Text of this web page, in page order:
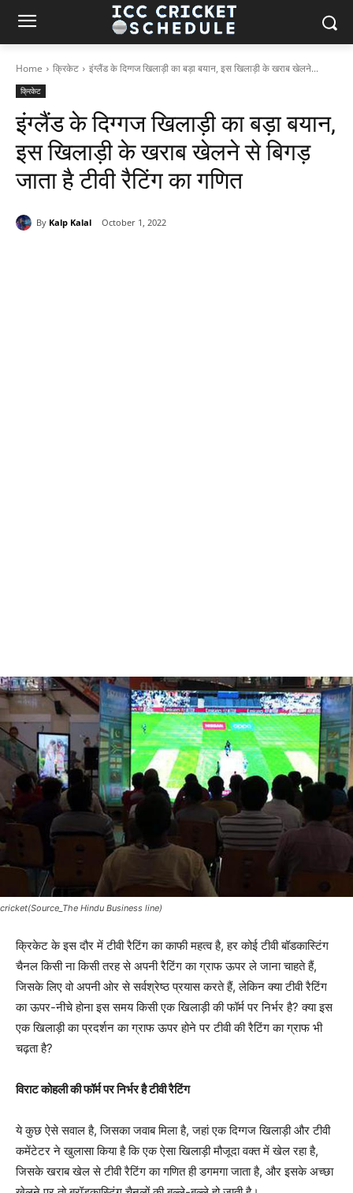
Home क्रिकेट इंग्लैंड के दिग्गज खिलाड़ी का बड़ा बयान, इस खिलाड़ी के खराब खेलने...
क्रिकेट
इंग्लैंड के दिग्गज खिलाड़ी का बड़ा बयान,
इस खिलाड़ी के खराब खेलने से बिगड़
जाता है टीवी रैटिंग का गणित
By Kalp Kalal October 1, 2022
cricket(Source_The Hindu Business line)
क्रिकेट के इस दौर में टीवी रैटिंग का काफी महत्व है, हर कोई टीवी बॉडकास्टिंग
चैनल किसी ना किसी तरह से अपनी रैटिंग का ग्राफ ऊपर ले जाना चाहते हैं,
जिसके लिए वो अपनी ओर से सर्वश्रेष्ठ प्रयास करते हैं, लेकिन क्या टीवी रैटिंग
का ऊपर-नीचे होना इस समय किसी एक खिलाड़ी की फॉर्म पर निर्भर है? क्या इस
एक खिलाड़ी का प्रदर्शन का ग्राफ ऊपर होने पर टीवी की रैटिंग का ग्राफ भी
चढ़ता है?
विराट कोहली की फॉर्म पर निर्भर है टीवी रैटिंग
ये कुछ ऐसे सवाल है, जिसका जवाब मिला है, जहां एक दिग्गज खिलाड़ी और टीवी
कमेंटेटर ने खुलासा किया है कि एक ऐसा खिलाड़ी मौजूदा वक्त में खेल रहा है,
जिसके खराब खेल से टीवी रैटिंग का गणित ही डगमगा जाता है, और इसके अच्छा